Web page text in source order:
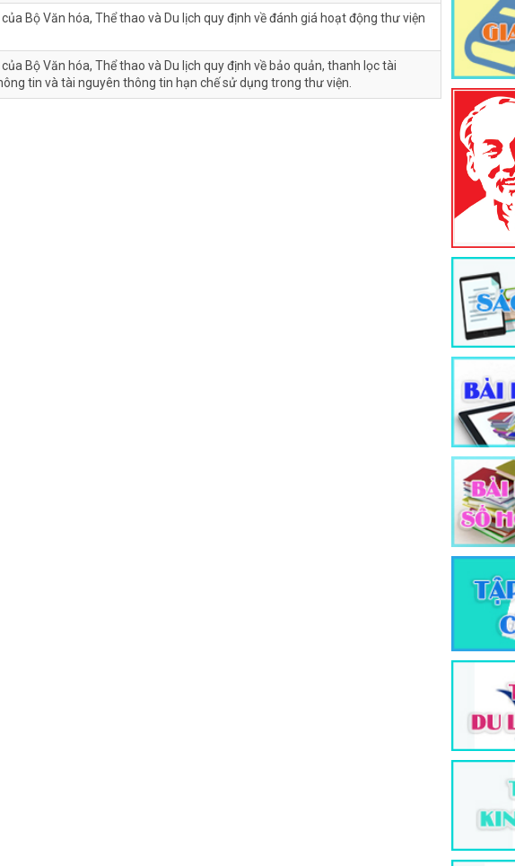
Bộ Văn hóa, Thể thao và Du lịch quy định về đánh giá hoạt động thư viện
Bộ Văn hóa, Thể thao và Du lịch quy định về bảo quản, thanh lọc tài
tin và tài nguyên thông tin hạn chế sử dụng trong thư viện.